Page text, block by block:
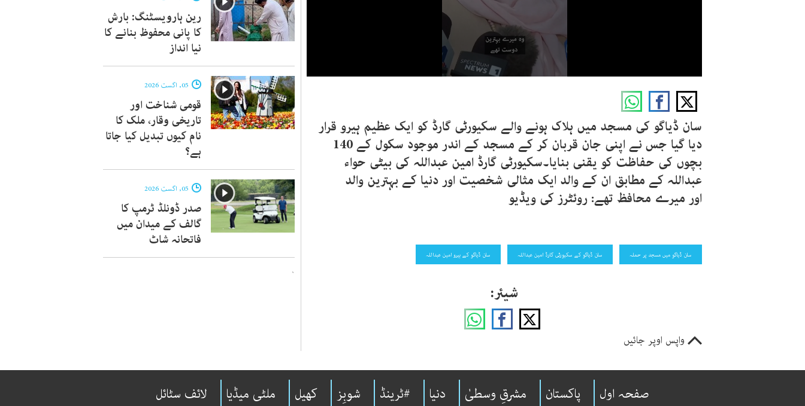
90%سان ڈیاگو کی مسجد میں ہلاک ہونے والے سکیورٹی گارڈ کو ایک عظیم ہیرو قرار
دیا گیا جس نے اپنی جان قربان کر کے مسجد کے اندر موجود سکول کے 140
بچوں کی حفاظت کو یقنی بنایا۔سکیورٹی گارڈ امین عبداللہ کی بیٹی حواء
عبداللہ کے مطابق ان کے والد ایک مثالی شخصیت اور دنیا کے بہترین والد
اور میرے محافظ تھے: روئٹرز کی ویڈیو
سان ڈیاگو میں مسجد پر حملہ سان ڈیاگو کے سکیورٹی گارڈ امین عبداللہ سان ڈیاگو کے ہیرو امین عبداللہ
شیئر:
واپس اوپر جائیں
رین ہارویسٹنگ: بارش
کا پانی محفوظ بنانے کا
نیا انداز
05, اگست 2026
قومی شناخت اور
تاریخی وقار، ملک کا
نام کیوں تبدیل کیا جاتا
ہے؟
05, اگست 2026
صدر ڈونلڈ ٹرمپ کا
گالف کے میدان میں
فاتحانہ شاٹ
`
صفحہ اول پاکستان مشرقِ وسطیٰ دنیا #ٹرینڈ شوبِز کھیل ملٹی میڈیا لائف سٹائل